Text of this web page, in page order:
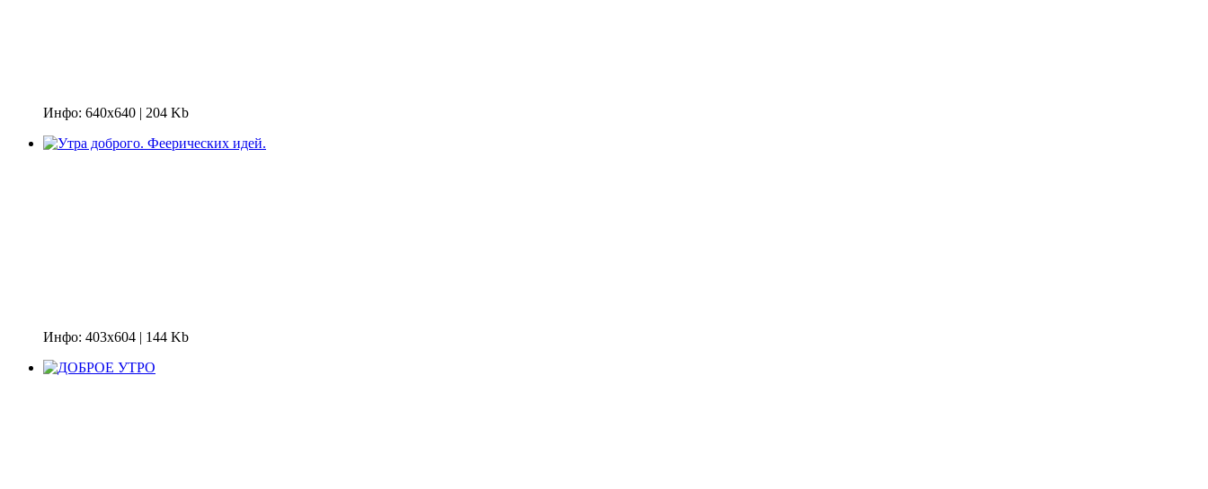
Инфо: 640х640 | 204 Kb
Инфо: 403х604 | 144 Kb